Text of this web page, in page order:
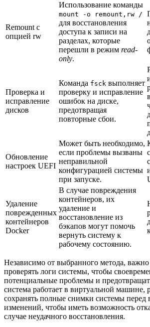
Remount с
опцией rw
Использование команды
mount -o remount,rw /
для восстановления
доступа к записи на
разделах, которые
перешли в режим read-
only.
Проверка и
исправление
дисков
Команда fsck выполняет
проверку и исправление
ошибок на диске,
предотвращая
повторные сбои.
Обновление
настроек UEFI
Может быть необходимо,
если проблемы вызваны
неправильной
конфигурацией системы
при запуске.
Удаление
поврежденных
контейнеров
Docker
В случае повреждения
контейнеров, их
удаление и
восстановление из
бэкапов могут помочь
вернуть систему к
рабочему состоянию.
Независимо от выбранного метода, важно
проверять логи системы, чтобы
потенциальные проблемы и
система работает в виртуальной машине,
сохранять полные снимки системы перед
изменений, чтобы иметь возможность
случае неудачного восстановления.